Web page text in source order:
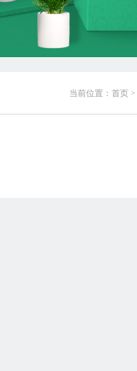
当前位置： 首页 >